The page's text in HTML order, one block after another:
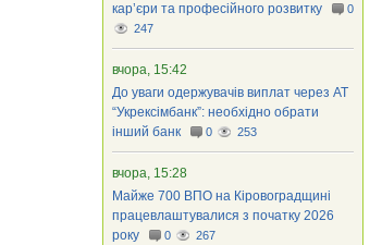
кар’єри та професійного розвитку
0
247
вчора, 15:42
До уваги одержувачів виплат через АТ
“Укрексімбанк”: необхідно обрати
інший банк
0 253
вчора, 15:28
Майже 700 ВПО на Кіровоградщині
працевлаштувалися з початку 2026
року
0 267